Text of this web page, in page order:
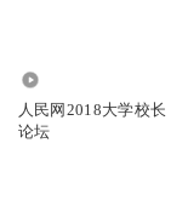
人民网2018大学校长
论坛